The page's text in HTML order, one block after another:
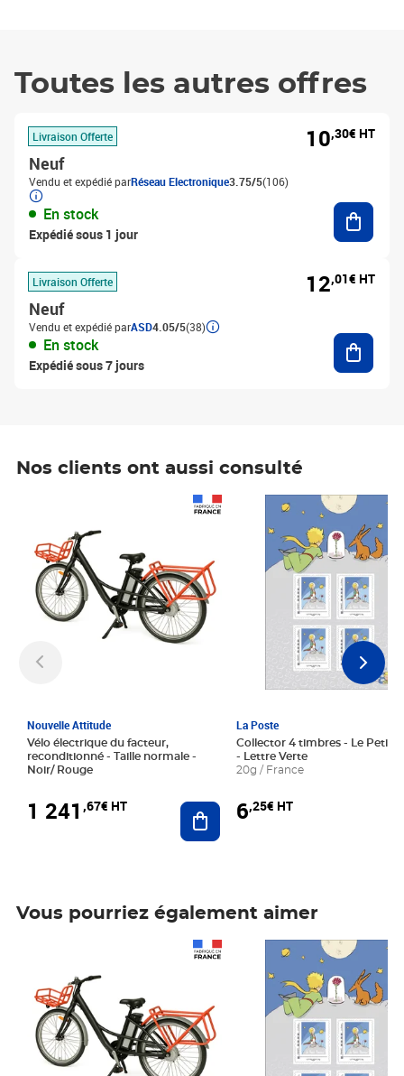
Toutes les autres offres
Livraison Offerte
Neuf
Vendu et expédié parRéseau Electronique3.75/5(106)
En stock
Expédié sous 1 jour
10,30€ HT
Livraison Offerte
Neuf
Vendu et expédié parASD4.05/5(38)
En stock
Expédié sous 7 jours
12,01€ HT
Nos clients ont aussi consulté
Nouvelle Attitude
Vélo électrique du facteur,
reconditionné - Taille normale -
Noir/ Rouge
1 241 ,67€ HT Ajouter au panier
La Poste
Collector 4 timbres - Le Petit
- Lettre Verte
20g / France
6,25€ HT
Prix 6,25€ HT
Vous pourriez également aimer
Prix 6,25€ HT